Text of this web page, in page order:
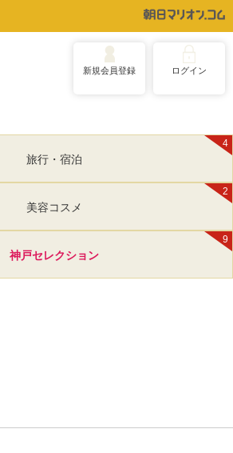
新規会員登録 ログイン
4
旅行・宿泊
2
美容コスメ
9
神戸セレクション